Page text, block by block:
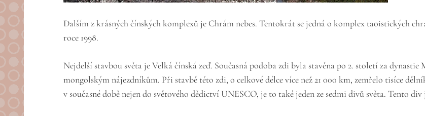
Dalším z krásných čínských komplexů je Chrám nebes. Tentokrát se jedná o komplex taoistických
roce 1998.
Nejdelší stavbou světa je Velká čínská zeď. Současná podoba zdi byla stavěna po 2. století za
mongolským nájezdníkům. Při stavbě této zdi, o celkové délce více než 21 000 km, zemřelo tisíce
v současné době nejen do světového dědictví UNESCO, je to také jeden ze sedmi divů světa. Tento